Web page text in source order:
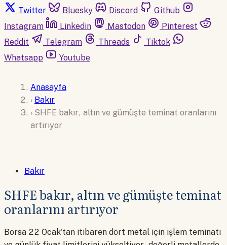
Twitter
Bluesky Discord
Github
Instagram
Linkedin Mastodon
Pinterest
Reddit
Telegram Threads
Tiktok
Whatsapp
Youtube
Anasayfa
› Bakır
› SHFE bakır, altın ve gümüşte teminat oranlarını
artırıyor
Bakır
SHFE bakır, altın ve gümüşte teminat
oranlarını artırıyor
Borsa 22 Ocak'tan itibaren dört metal için işlem teminatı